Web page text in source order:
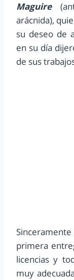
Maguire
arácnida),
su deseo de
en su día
de sus
primera
licencias y
muy